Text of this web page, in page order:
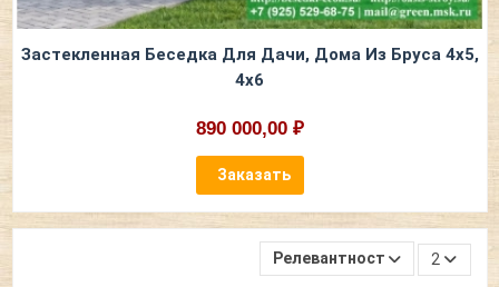
Застекленная Беседка Для Дачи, Дома Из Бруса 4х5,
4х6
890 000,00 ₽
Заказать
Релевантность 2